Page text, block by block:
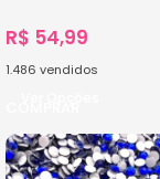
R$ 54,99
1.486 vendidos